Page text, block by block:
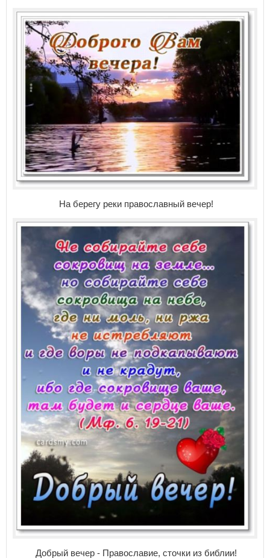
На берегу реки православный вечер!
Добрый вечер - Православие, сточки из библии!